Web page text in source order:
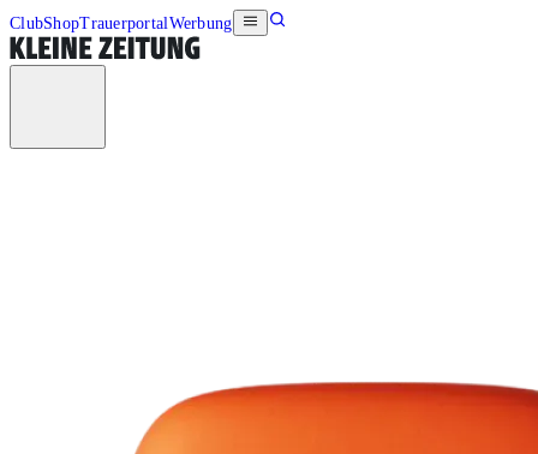
ClubShopTrauerportalWerbung